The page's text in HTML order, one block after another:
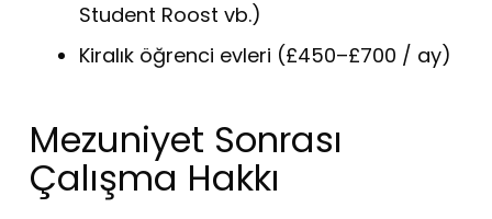
Student Roost vb.)
Kiralık öğrenci evleri (£450–£700 / ay)
Mezuniyet Sonrası
Çalışma Hakkı